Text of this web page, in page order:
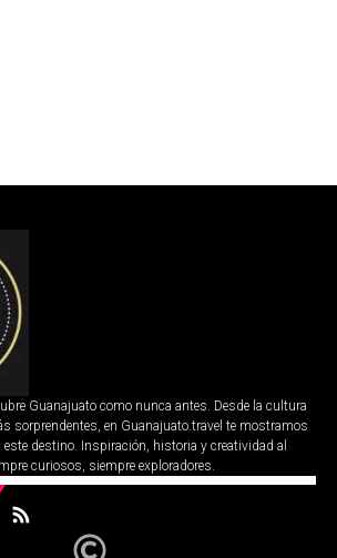
Guanajuato como nunca antes. Desde la cultura
sorprendentes, en Guanajuato.travel te mostramos
este destino. Inspiración, historia y creatividad al
curiosos, siempre exploradores.